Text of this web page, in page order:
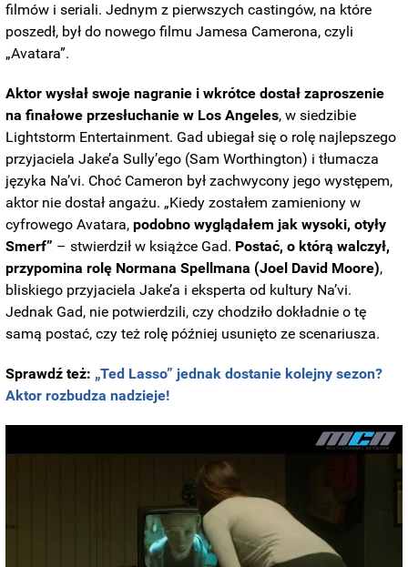
filmów i seriali. Jednym z pierwszych castingów, na które
poszedł, był do nowego filmu Jamesa Camerona, czyli
„Avatara”.
Aktor wysłał swoje nagranie i wkrótce dostał zaproszenie
na finałowe przesłuchanie w Los Angeles, w siedzibie
Lightstorm Entertainment. Gad ubiegał się o rolę najlepszego
przyjaciela Jake’a Sully’ego (Sam Worthington) i tłumacza
języka Na’vi. Choć Cameron był zachwycony jego występem,
aktor nie dostał angażu. „Kiedy zostałem zamieniony w
cyfrowego Avatara,podobno wyglądałem jak wysoki, otyły
Smerf” – stwierdził w książce Gad. Postać, o którą walczył,
przypomina rolę Normana Spellmana (Joel David Moore),
bliskiego przyjaciela Jake’a i eksperta od kultury Na’vi.
Jednak Gad, nie potwierdzili, czy chodziło dokładnie o tę
samą postać, czy też rolę później usunięto ze scenariusza.
Sprawdź też: „Ted Lasso” jednak dostanie kolejny sezon?
Aktor rozbudza nadzieje!